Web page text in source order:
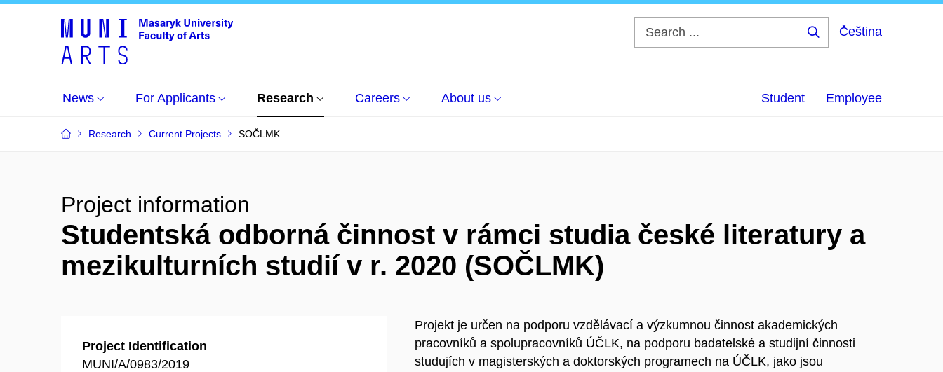
Čeština
News For Applicants Research Careers About us Student Employee
Research Current Projects SOČLMK
Project information
Studentská odborná činnost v rámci studia české literatury a
mezikulturních studií v r. 2020 (SOČLMK)
Project Identification
MUNI/A/0983/2019
Projekt je určen na podporu vzdělávací a výzkumnou činnost akademických
pracovníků a spolupracovníků ÚČLK, na podporu badatelské a studijní činnosti
studujích v magisterských a doktorských programech na ÚČLK, jako jsou